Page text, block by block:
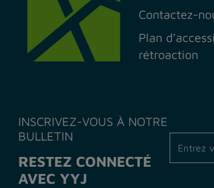
Contactez-
Plan
rétroaction
INSCRIVEZ-VOUS À NOTRE
BULLETIN
RESTEZ CONNECTÉ
AVEC YYJ